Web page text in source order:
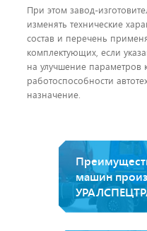
При этом завод-
изменять технические
состав и перечень
комплектующих, если
на улучшение параметров
работоспособности
назначение.
машин